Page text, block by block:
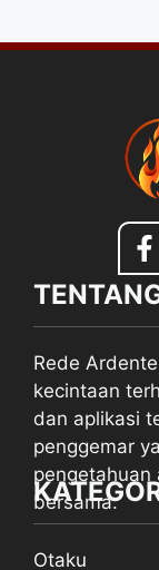
Rede
kecintaan
dan aplikasi
penggemar
bersama.
Otaku